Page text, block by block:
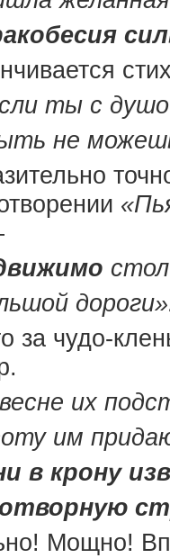
ты с
не
за чудо-
их
им
в крону
Мощно!